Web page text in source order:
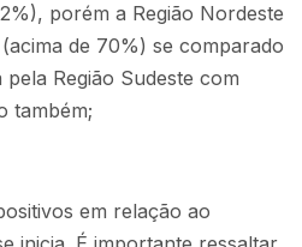
porém a Região Nordeste
de 70%) se comparado
Região Sudeste com
também;
em relação ao